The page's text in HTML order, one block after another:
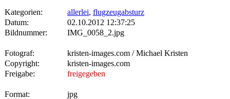
Kategorien: allerlei, flugzeugabsturz
Datum:
02.10.2012 12:37:25
Bildnummer:
IMG_0058_2.jpg
Fotograf:
kristen-images.com / Michael Kristen
Copyright:
kristen-images.com
Freigabe:
freigegeben
Format:
jpg